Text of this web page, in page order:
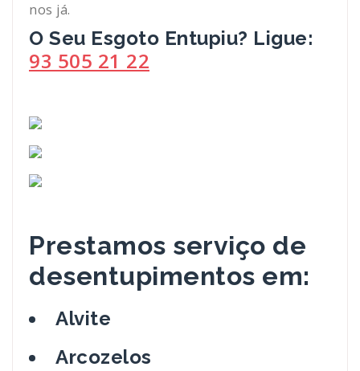
nos já.
O Seu Esgoto Entupiu? Ligue:
93 505 21 22
Prestamos serviço de
desentupimentos em:
Alvite
Arcozelos